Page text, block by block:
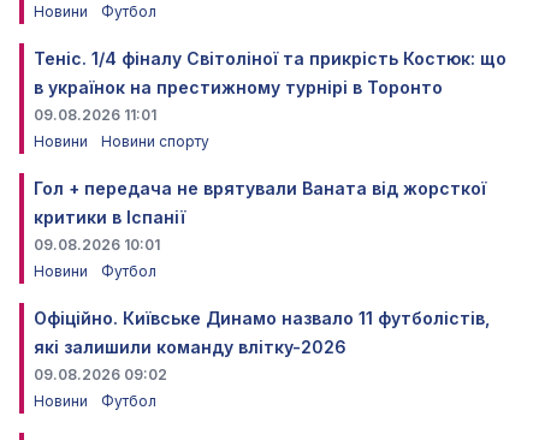
Новини
Футбол
Теніс. 1/4 фіналу Світоліної та прикрість Костюк: що
в українок на престижному турнірі в Торонто
09.08.2026 11:01
Новини
Новини спорту
Гол + передача не врятували Ваната від жорсткої
критики в Іспанії
09.08.2026 10:01
Новини
Футбол
Офіційно. Київське Динамо назвало 11 футболістів,
які залишили команду влітку-2026
09.08.2026 09:02
Новини
Футбол